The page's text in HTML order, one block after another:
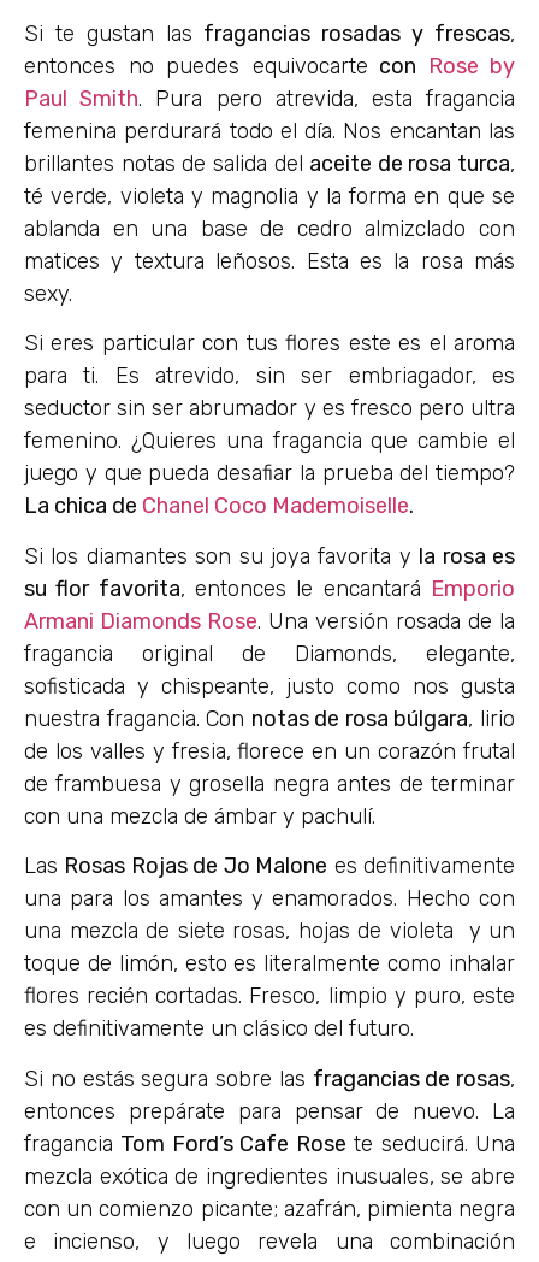
Si te gustan las fragancias rosadas y frescas,
entonces no puedes equivocarte con Rose by
Paul Smith. Pura pero atrevida, esta fragancia
femenina perdurará todo el día. Nos encantan las
brillantes notas de salida del aceite de rosa turca,
té verde, violeta y magnolia y la forma en que se
ablanda en una base de cedro almizclado con
matices y textura leñosos. Esta es la rosa más
sexy.
Si eres particular con tus flores este es el aroma
para ti. Es atrevido, sin ser embriagador, es
seductor sin ser abrumador y es fresco pero ultra
femenino. ¿Quieres una fragancia que cambie el
juego y que pueda desafiar la prueba del tiempo?
La chica de Chanel Coco Mademoiselle.
Si los diamantes son su joya favorita y la rosa es
su flor favorita, entonces le encantará Emporio
Armani Diamonds Rose. Una versión rosada de la
fragancia original de Diamonds, elegante,
sofisticada y chispeante, justo como nos gusta
nuestra fragancia. Con notas de rosa búlgara, lirio
de los valles y fresia, florece en un corazón frutal
de frambuesa y grosella negra antes de terminar
con una mezcla de ámbar y pachulí.
Las Rosas Rojas de Jo Malone es definitivamente
una para los amantes y enamorados. Hecho con
una mezcla de siete rosas, hojas de violeta y un
toque de limón, esto es literalmente como inhalar
flores recién cortadas. Fresco, limpio y puro, este
es definitivamente un clásico del futuro.
Si no estás segura sobre las fragancias de rosas,
entonces prepárate para pensar de nuevo. La
fragancia Tom Ford’s Cafe Rose te seducirá. Una
mezcla exótica de ingredientes inusuales, se abre
con un comienzo picante; azafrán, pimienta negra
e incienso, y luego revela una combinación